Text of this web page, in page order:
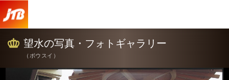
望水の写真・フォトギャラリー
（ ボウスイ ）